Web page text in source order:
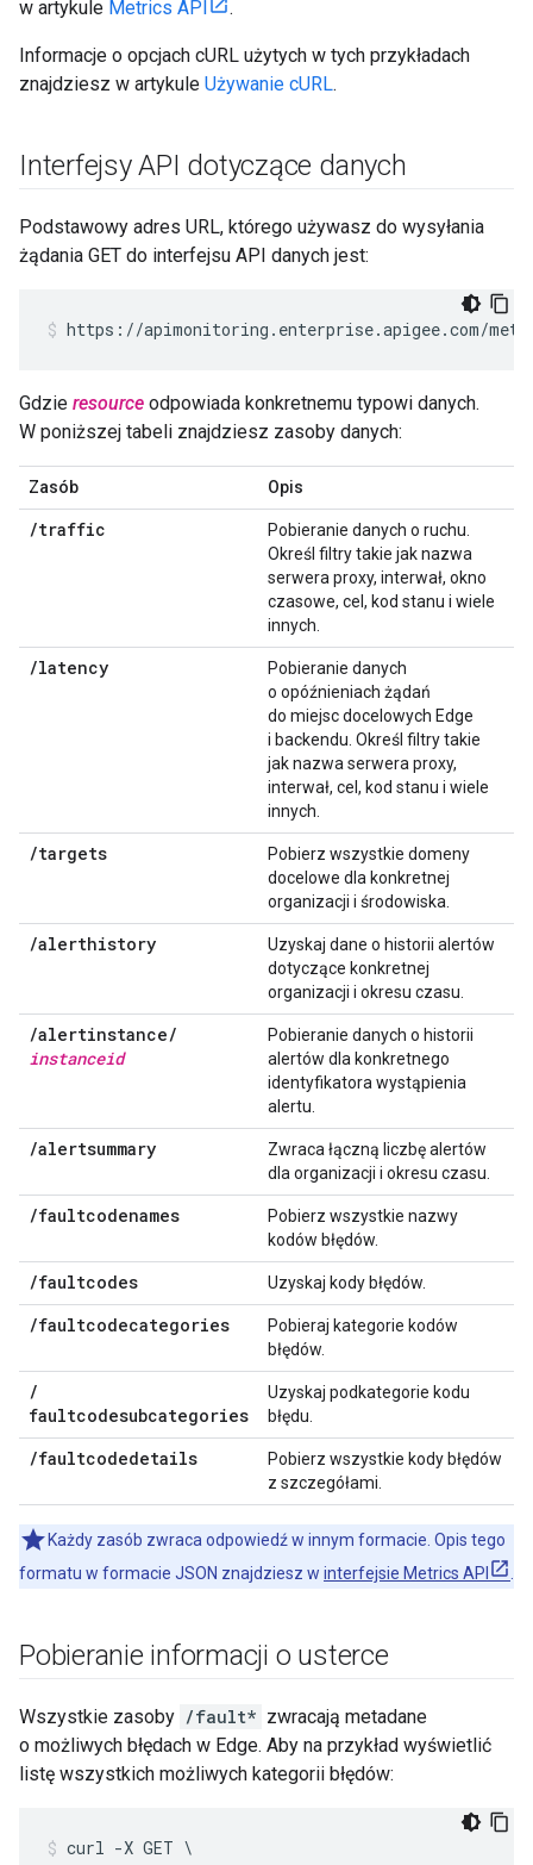
w artykule Metrics API .
Informacje o opcjach cURL użytych w tych przykładach
znajdziesz w artykule Używanie cURL.
Interfejsy API dotyczące danych
Podstawowy adres URL, którego używasz do wysyłania
żądania GET do interfejsu API danych jest:
https://apimonitoring.enterprise.apigee.com/
Gdzie resource odpowiada konkretnemu typowi danych.
W poniższej tabeli znajdziesz zasoby danych:
Zasób Opis
/traffic
Pobieranie danych o ruchu.
Określ filtry takie jak nazwa
serwera proxy, interwał, okno
czasowe, cel, kod stanu i wiele
innych.
/latency
Pobieranie danych
o opóźnieniach żądań
do miejsc docelowych Edge
i backendu. Określ filtry takie
jak nazwa serwera proxy,
interwał, cel, kod stanu i wiele
innych.
/targets
Pobierz wszystkie domeny
docelowe dla konkretnej
organizacji i środowiska.
/alerthistory
Uzyskaj dane o historii alertów
dotyczące konkretnej
organizacji i okresu czasu.
/alertinstance/
instanceid
Pobieranie danych o historii
alertów dla konkretnego
identyfikatora wystąpienia
alertu.
/alertsummary
Zwraca łączną liczbę alertów
dla organizacji i okresu czasu.
/faultcodenames
Pobierz wszystkie nazwy
kodów błędów.
/faultcodes Uzyskaj kody błędów.
/faultcodecategories
Pobieraj kategorie kodów
błędów.
/
faultcodesubcategories
Uzyskaj podkategorie kodu
błędu.
/faultcodedetails
Pobierz wszystkie kody błędów
z szczegółami.
Każdy zasób zwraca odpowiedź w innym formacie. Opis tego
formatu w formacie JSON znajdziesz w interfejsie Metrics API
Pobieranie informacji o usterce
Wszystkie zasoby /fault* zwracają metadane
o możliwych błędach w Edge. Aby na przykład wyświetlić
listę wszystkich możliwych kategorii błędów:
curl -X GET \